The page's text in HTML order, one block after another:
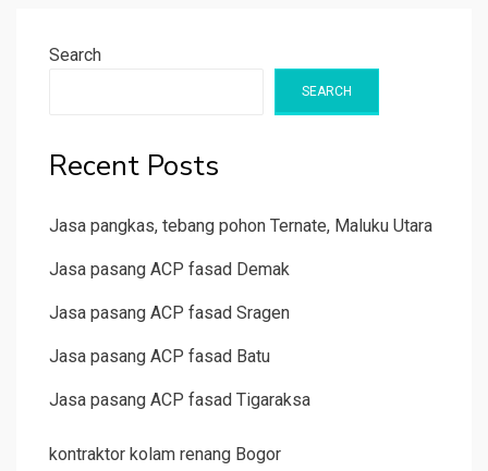
Search
SEARCH
Recent Posts
Jasa pangkas, tebang pohon Ternate, Maluku Utara
Jasa pasang ACP fasad Demak
Jasa pasang ACP fasad Sragen
Jasa pasang ACP fasad Batu
Jasa pasang ACP fasad Tigaraksa
kontraktor kolam renang Bogor